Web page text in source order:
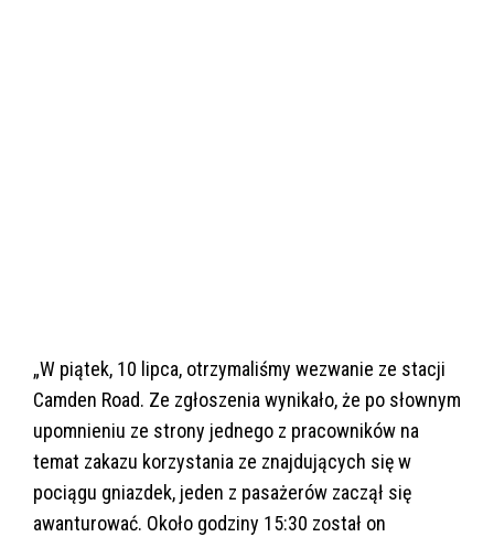
„W piątek, 10 lipca, otrzymaliśmy wezwanie ze stacji
Camden Road. Ze zgłoszenia wynikało, że po słownym
upomnieniu ze strony jednego z pracowników na
temat zakazu korzystania ze znajdujących się w
pociągu gniazdek, jeden z pasażerów zaczął się
awanturować. Około godziny 15:30 został on